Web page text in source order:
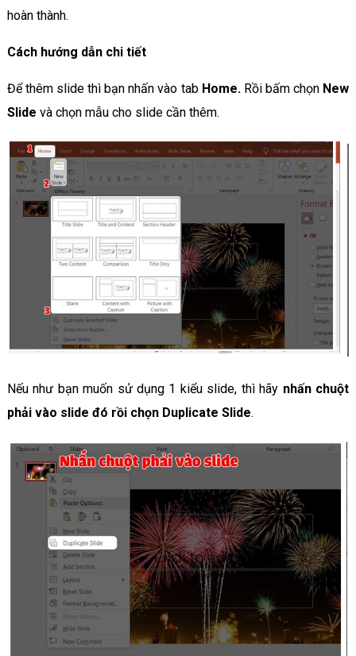
hoàn thành.
Cách hướng dẫn chi tiết
Để thêm slide thì bạn nhấn vào tab Home.Rồi bấm chọn New
Slide và chọn mẫu cho slide cần thêm.
Nếu như bạn muốn sử dụng 1 kiểu slide, thì hãy nhấn chuột
phải vào slide đó rồi chọn Duplicate Slide.